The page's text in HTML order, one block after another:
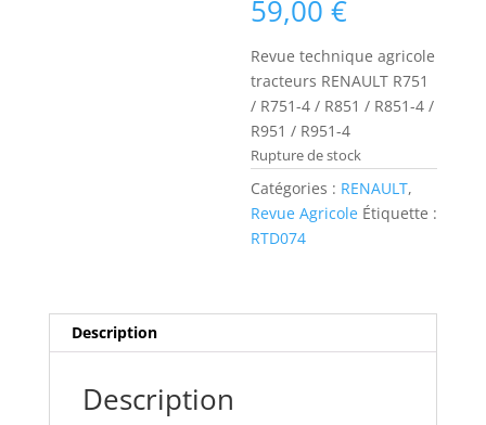
59,00€
Revue technique agricole
tracteurs RENAULT R751
/ R751-4 / R851 / R851-4 /
R951 / R951-4
Rupture de stock
Catégories : RENAULT,
Revue Agricole Étiquette :
RTD074
Description
Description